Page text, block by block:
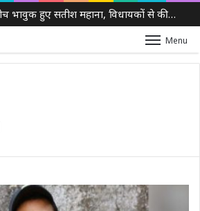
सदन में हंगामे के बीच भावुक हुए सतीश महाना, विधायकों से की मर्यादा बनाए रखने की अपील
Menu